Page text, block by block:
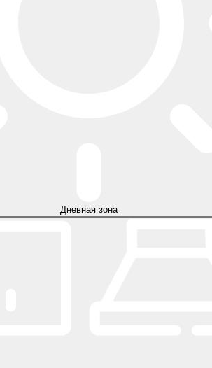
Дневная зона